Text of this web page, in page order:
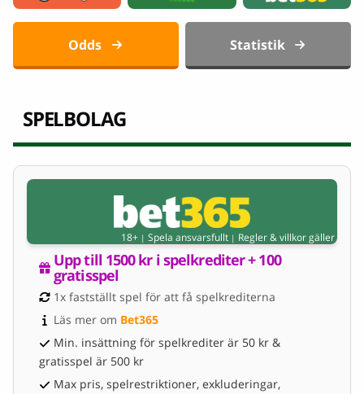
Odds Statistik
SPELBOLAG
18+ | Spela ansvarsfullt | Regler & villkor gäller
Upp till 1500 kr i spelkrediter + 100
gratisspel
1x fastställt spel för att få spelkrediterna
Läs mer om Bet365
Min. insättning för spelkrediter är 50 kr &
gratisspel är 500 kr
Max pris, spelrestriktioner, exkluderingar,